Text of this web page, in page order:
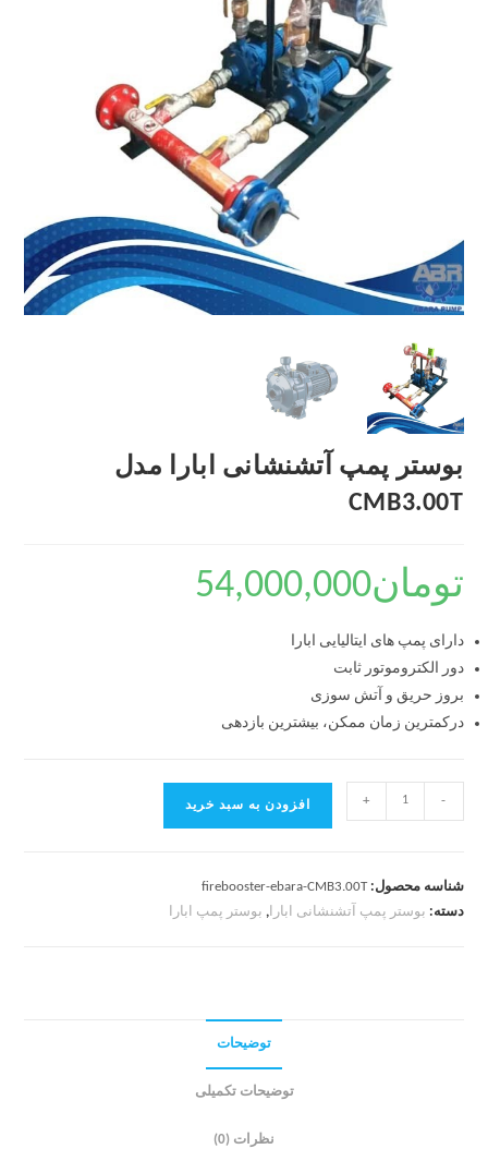
بوستر پمپ آتشنشانی ابارا مدل
CMB3.00T
تومان54,000,000
دارای پمپ های ایتالیایی ابارا
دور الکتروموتور ثابت
بروز حریق و آتش سوزی
درکمترین زمان ممکن، بیشترین بازدهی
-
+ افزودن به سبد خرید
شناسه محصول:firebooster-ebara-CMB3.00T
دسته: بوستر پمپ آتشنشانی ابارا, بوستر پمپ ابارا
توضیحات
توضیحات تکمیلی
نظرات (0)